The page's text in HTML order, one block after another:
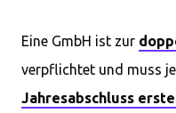
Eine GmbH ist zur
verpflichtet und muss
Jahresabschluss